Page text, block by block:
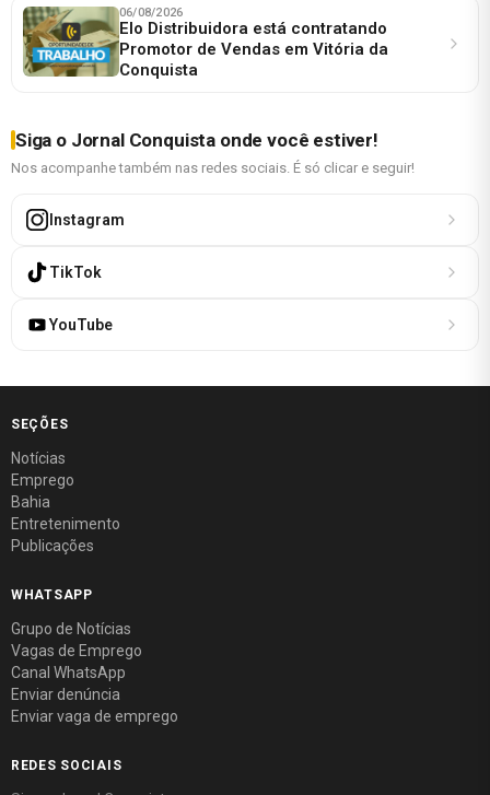
06/08/2026
Elo Distribuidora está contratando
Promotor de Vendas em Vitória da
Conquista
Siga o Jornal Conquista onde você estiver!
Nos acompanhe também nas redes sociais. É só clicar e seguir!
Instagram
TikTok
YouTube
SEÇÕES
Notícias
Emprego
Bahia
Entretenimento
Publicações
WHATSAPP
Grupo de Notícias
Vagas de Emprego
Canal WhatsApp
Enviar denúncia
Enviar vaga de emprego
REDES SOCIAIS